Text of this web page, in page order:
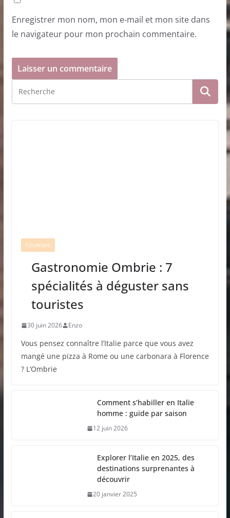
Enregistrer mon nom, mon e-mail et mon site dans
le navigateur pour mon prochain commentaire.
TOURISME
Gastronomie Ombrie : 7
spécialités à déguster sans
touristes
30 juin 2026 Enzo
Vous pensez connaître l’Italie parce que vous avez
mangé une pizza à Rome ou une carbonara à Florence
? L’Ombrie
Comment s’habiller en Italie
homme : guide par saison
12 juin 2026
Explorer l’Italie en 2025, des
destinations surprenantes à
découvrir
20 janvier 2025